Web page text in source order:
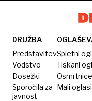
škode
DRUŽBA
Predstavitev
Vodstvo
Dosežki
Sporočila za
javnost
Spletni
Tiskani
Osmrtnice
Mali oglasi